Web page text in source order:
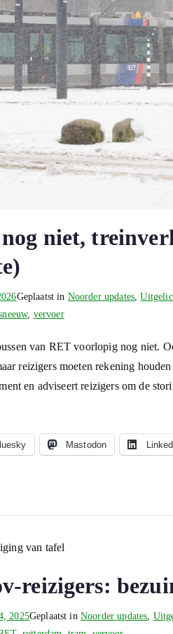
niet,
Geplaatst in Noorder updates ,
, vervoer
van RET voorlopig nog niet.
reizigers moeten rekening
en adviseert reizigers om de
Mastodon
reizigers:
2025Geplaatst in Noorder updates